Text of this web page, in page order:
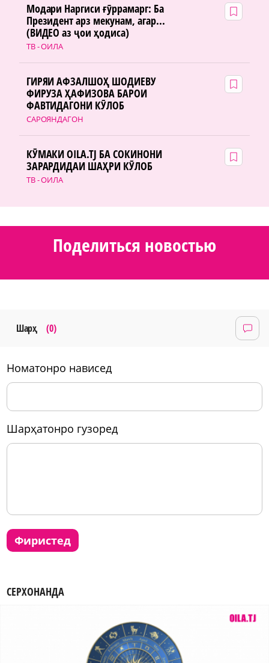
ТВ - ОИЛА
Модари Наргиси ғӯррамарг: Ба
Президент арз мекунам, агар...
(ВИДЕО аз ҷои ҳодиса)
САРОЯНДАГОН
ГИРЯИ АФЗАЛШОҲ ШОДИЕВУ
ФИРУЗА ҲАФИЗОВА БАРОИ
ФАВТИДАГОНИ КӮЛОБ
ТВ - ОИЛА
КӮМАКИ OILA.TJ БА СОКИНОНИ
ЗАРАРДИДАИ ШАҲРИ КӮЛОБ
Поделиться новостью
Шарҳ (0)
номатонро нависед
шарҳатонро гузоред
фиристед
СЕРХОНАНДА